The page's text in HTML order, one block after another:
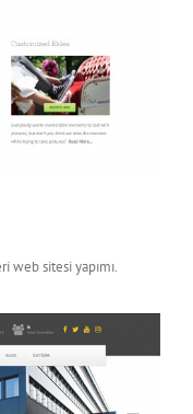
web sitesi yapımı.